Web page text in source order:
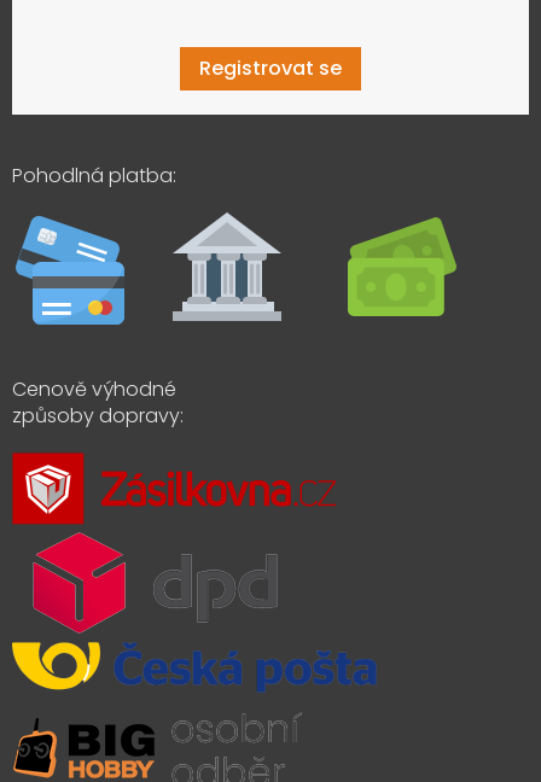
Registrovat se
Pohodlná platba:
Cenově výhodné
způsoby dopravy: